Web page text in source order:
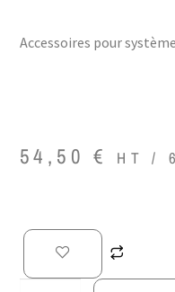
Accessoires pour
54,50€ HT /